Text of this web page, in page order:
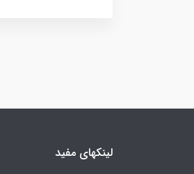
لینکهای مفید